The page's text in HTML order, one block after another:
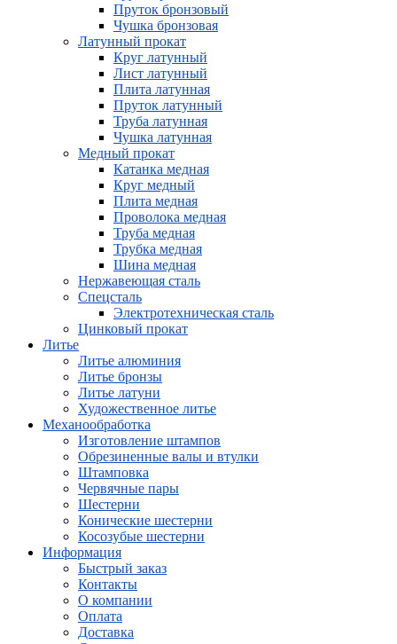
Пруток бронзовый
Чушка бронзовая
Латунный прокат
Круг латунный
Лист латунный
Плита латунная
Пруток латунный
Труба латунная
Чушка латунная
Медный прокат
Катанка медная
Круг медный
Плита медная
Проволока медная
Труба медная
Трубка медная
Шина медная
Нержавеющая сталь
Спецсталь
Электротехническая сталь
Цинковый прокат
Литье
Литье алюминия
Литье бронзы
Литье латуни
Художественное литье
Механообработка
Изготовление штампов
Обрезиненные валы и втулки
Штамповка
Червячные пары
Шестерни
Конические шестерни
Косозубые шестерни
Информация
Быстрый заказ
Контакты
О компании
Оплата
Доставка